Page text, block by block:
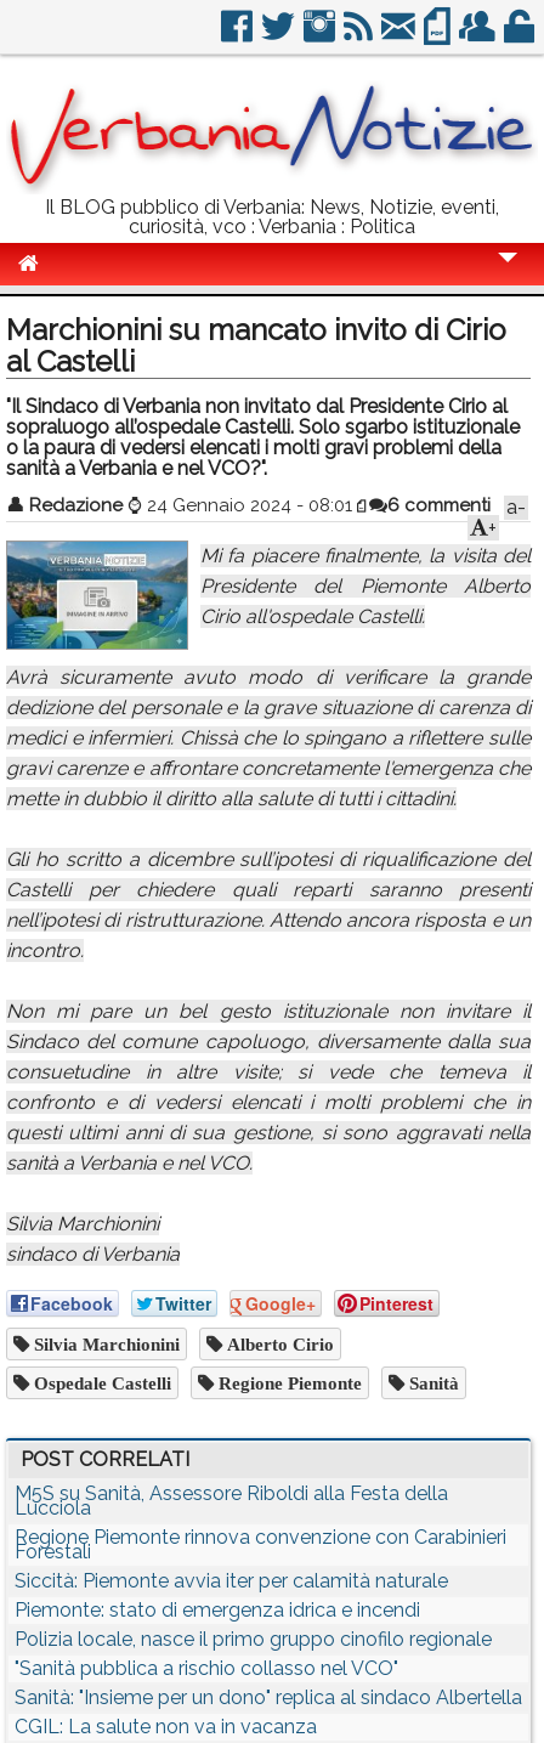
Il BLOG pubblico di Verbania: News, Notizie, eventi,
curiosità, vco : Verbania : Politica
Politica
Sport
Eventi
Calendario
Annunci
Marchionini su mancato invito di Cirio
al Castelli
"Il Sindaco di Verbania non invitato dal Presidente Cirio al
sopraluogo all’ospedale Castelli. Solo sgarbo istituzionale
o la paura di vedersi elencati i molti gravi problemi della
sanità a Verbania e nel VCO?".
👤 Redazione ⌚ 24 Gennaio 2024 - 08:01 6 commenti
a-
+
Mi fa piacere finalmente, la visita del
Presidente del Piemonte Alberto
Cirio all'ospedale Castelli.
Avrà sicuramente avuto modo di verificare la grande
dedizione del personale e la grave situazione di carenza di
medici e infermieri. Chissà che lo spingano a riflettere sulle
gravi carenze e affrontare concretamente l'emergenza che
mette in dubbio il diritto alla salute di tutti i cittadini.
Gli ho scritto a dicembre sull’ipotesi di riqualificazione del
Castelli per chiedere quali reparti saranno presenti
nell’ipotesi di ristrutturazione. Attendo ancora risposta e un
incontro.
Non mi pare un bel gesto istituzionale non invitare il
Sindaco del comune capoluogo, diversamente dalla sua
consuetudine in altre visite; si vede che temeva il
confronto e di vedersi elencati i molti problemi che in
questi ultimi anni di sua gestione, si sono aggravati nella
sanità a Verbania e nel VCO.
Silvia Marchionini
sindaco di Verbania
Facebook Twitter Google+ Pinterest
Silvia Marchionini Alberto Cirio
Ospedale Castelli Regione Piemonte Sanità
POST CORRELATI
M5S su Sanità, Assessore Riboldi alla Festa della
Lucciola
Regione Piemonte rinnova convenzione con Carabinieri
Forestali
Siccità: Piemonte avvia iter per calamità naturale
Piemonte: stato di emergenza idrica e incendi
Polizia locale, nasce il primo gruppo cinofilo regionale
"Sanità pubblica a rischio collasso nel VCO"
Sanità: "Insieme per un dono" replica al sindaco Albertella
CGIL: La salute non va in vacanza